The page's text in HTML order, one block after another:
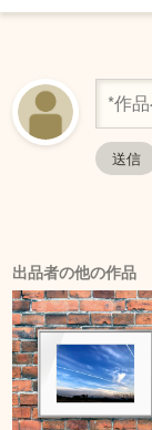
出品者の他の作品